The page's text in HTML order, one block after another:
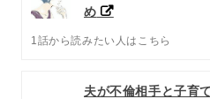
め
1話から読みたい人はこちら
夫が不倫相手と子育